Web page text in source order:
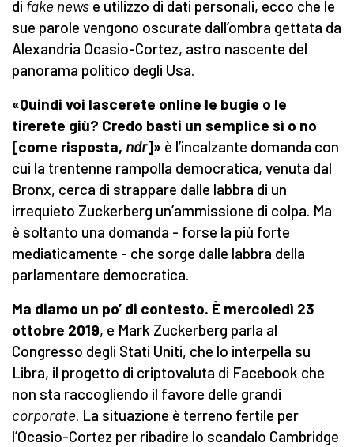
di fake news e utilizzo di dati personali, ecco che le
sue parole vengono oscurate dall’ombra gettata da
Alexandria Ocasio-Cortez, astro nascente del
panorama politico degli Usa.
«Quindi voi lascerete online le bugie o le
tirerete giù? Credo basti un semplice sì o no
[come risposta, ndr]» è l’incalzante domanda con
cui la trentenne rampolla democratica, venuta dal
Bronx, cerca di strappare dalle labbra di un
irrequieto Zuckerberg un’ammissione di colpa. Ma
è soltanto una domanda - forse la più forte
mediaticamente - che sorge dalle labbra della
parlamentare democratica.
Ma diamo un po’ di contesto. È mercoledì 23
ottobre 2019, e Mark Zuckerberg parla al
Congresso degli Stati Uniti, che lo interpella su
Libra, il progetto di criptovaluta di Facebook che
non sta raccogliendo il favore delle grandi
corporate. La situazione è terreno fertile per
l’Ocasio-Cortez per ribadire lo scandalo Cambridge